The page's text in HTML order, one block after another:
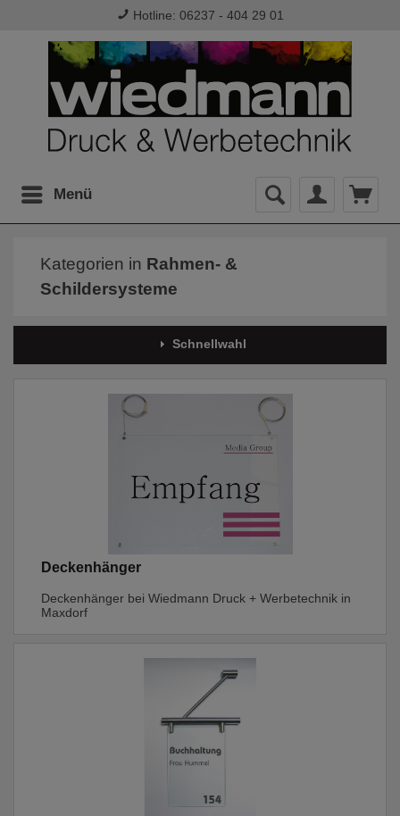
Hotline: 06237 - 404 29 01
Menü
Kategorien in Rahmen- &
Schildersysteme
Schnellwahl
Deckenhänger
Deckenhänger bei Wiedmann Druck + Werbetechnik in
Maxdorf